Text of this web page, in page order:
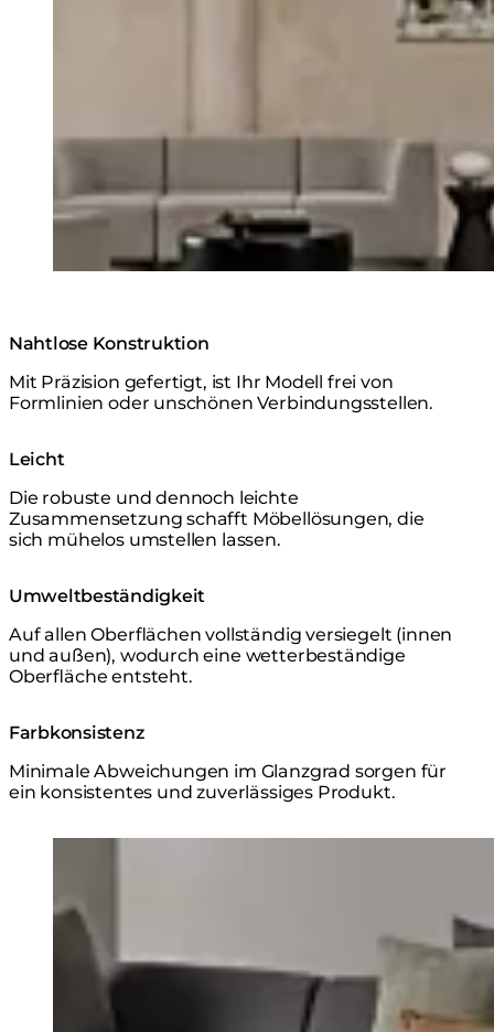
Nahtlose Konstruktion
Mit Präzision gefertigt, ist Ihr Modell frei von
Formlinien oder unschönen Verbindungsstellen.
Leicht
Die robuste und dennoch leichte
Zusammensetzung schafft Möbellösungen, die
sich mühelos umstellen lassen.
Umweltbeständigkeit
Auf allen Oberflächen vollständig versiegelt (innen
und außen), wodurch eine wetterbeständige
Oberfläche entsteht.
Farbkonsistenz
Minimale Abweichungen im Glanzgrad sorgen für
ein konsistentes und zuverlässiges Produkt.